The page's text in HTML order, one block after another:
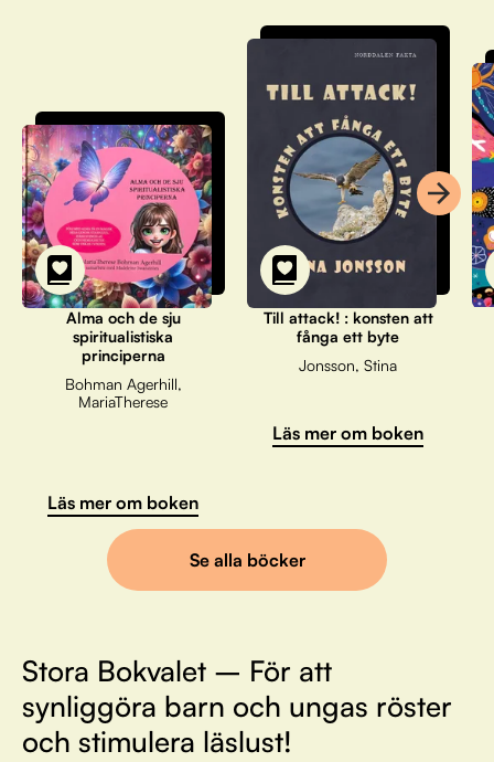
Alma och de sju
spiritualistiska
principerna
Bohman Agerhill,
MariaTherese
Läs mer om boken
Till attack! : konsten att
fånga ett byte
Jonsson, Stina
Läs mer om boken
Se alla böcker
Stora Bokvalet – För att
synliggöra barn och ungas röster
och stimulera läslust!